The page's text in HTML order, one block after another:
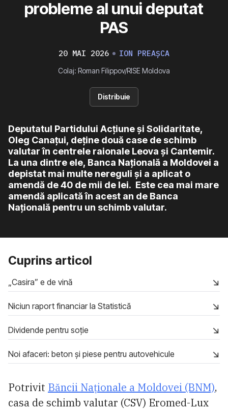
probleme al unui deputat
PAS
20 MAI 2026 ION PREAȘCA
Colaj: Roman Filippov/RISE Moldova
Distribuie
Deputatul Partidului Acțiune și Solidaritate,
Oleg Canaţui, deține două case de schimb
valutar în centrele raionale Leova și Cantemir.
La una dintre ele, Banca Naţională a Moldovei a
depistat mai multe nereguli și a aplicat o
amendă de 40 de mii de lei. Este cea mai mare
amendă aplicată în acest an de Banca
Națională pentru un schimb valutar.
Potrivit Băncii Naţionale a Moldovei (BNM),
casa de schimb valutar (CSV) Eromed-Lux
Cuprins articol
„Casira” e de vină
Niciun raport financiar la Statistică
Dividende pentru soţie
Noi afaceri: beton și piese pentru autovehicule